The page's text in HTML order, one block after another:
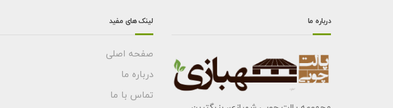
درباره ما لینک های مفید
صفحه اصلی
درباره ما
تماس با ما